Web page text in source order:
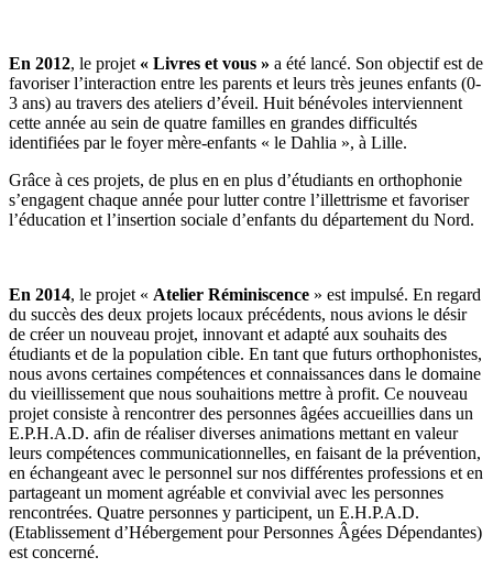
En 2012, le projet « Livres et vous » a été lancé. Son objectif est de
favoriser l’interaction entre les parents et leurs très jeunes enfants (0-
3 ans) au travers des ateliers d’éveil. Huit bénévoles interviennent
cette année au sein de quatre familles en grandes difficultés
identifiées par le foyer mère-enfants « le Dahlia », à Lille.
Grâce à ces projets, de plus en en plus d’étudiants en orthophonie
s’engagent chaque année pour lutter contre l’illettrisme et favoriser
l’éducation et l’insertion sociale d’enfants du département du Nord.
En 2014, le projet « Atelier Réminiscence » est impulsé. En regard
du succès des deux projets locaux précédents, nous avions le désir
de créer un nouveau projet, innovant et adapté aux souhaits des
étudiants et de la population cible. En tant que futurs orthophonistes,
nous avons certaines compétences et connaissances dans le domaine
du vieillissement que nous souhaitions mettre à profit. Ce nouveau
projet consiste à rencontrer des personnes âgées accueillies dans un
E.P.H.A.D. afin de réaliser diverses animations mettant en valeur
leurs compétences communicationnelles, en faisant de la prévention,
en échangeant avec le personnel sur nos différentes professions et en
partageant un moment agréable et convivial avec les personnes
rencontrées. Quatre personnes y participent, un E.H.P.A.D.
(Etablissement d’Hébergement pour Personnes Âgées Dépendantes)
est concerné.